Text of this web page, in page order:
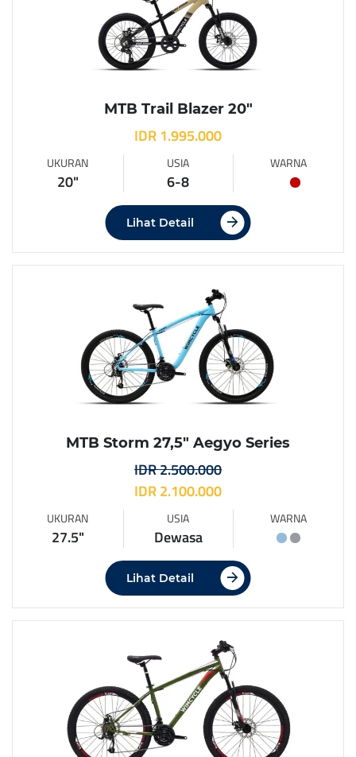
MTB Trail Blazer 20″
IDR 1.995.000
UKURAN
20"
USIA
6-8
WARNA
Lihat Detail
MTB Storm 27,5″ Aegyo Series
IDR 2.500.000
IDR 2.100.000
UKURAN
27.5"
USIA
Dewasa
WARNA
Lihat Detail